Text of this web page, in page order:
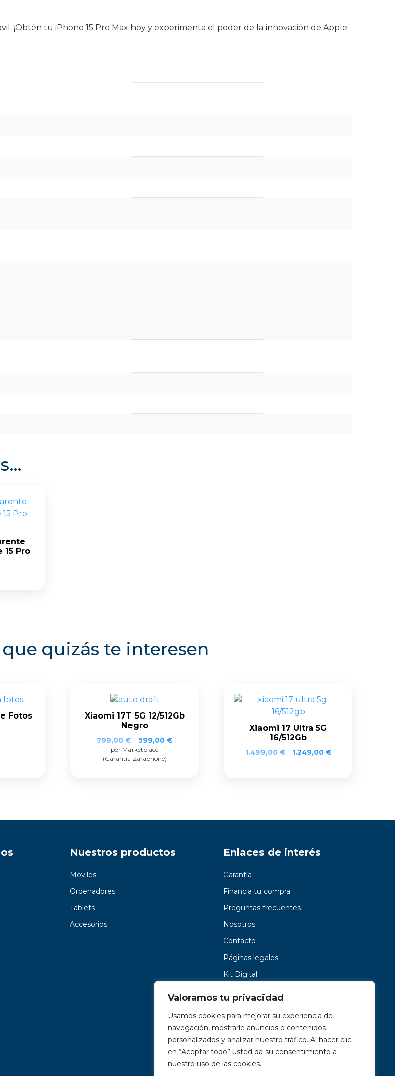
Valoramos tu privacidad
Usamos cookies para mejorar su experiencia de
navegación, mostrarle anuncios o contenidos
personalizados y analizar nuestro tráfico. Al hacer clic
en “Aceptar todo” usted da su consentimiento a
nuestro uso de las cookies.
¡Obtén tu iPhone 15 Pro Max hoy y experimenta el poder de la innovación de Apple
15 Pro
quizás te interesen
Fotos
Xiaomi 17T 5G 12/512Gb
Negro
799,00€
El
precio
original
599,00 €El
por Marketplace
(Garantía Zaraphone)
Xiaomi 17 Ultra 5G
16/512Gb
1.499,00€ 1.249,00 €
Nuestros productos
Móviles
Ordenadores
Tablets
Accesorios
Enlaces de interés
Garantía
Financia tu compra
Preguntas frecuentes
Nosotros
Contacto
Páginas legales
Kit Digital